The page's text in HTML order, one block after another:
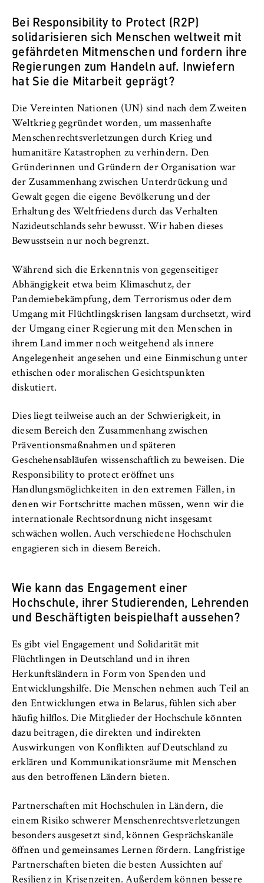
w
Bei Responsibility to Protect (R2P)
solidarisieren sich Menschen weltweit mit
gefährdeten Mitmenschen und fordern ihre
Regierungen zum Handeln auf. Inwiefern
hat Sie die Mitarbeit geprägt?
Die Vereinten Nationen (UN) sind nach dem Zweiten
Weltkrieg gegründet worden, um massenhafte
Menschenrechtsverletzungen durch Krieg und
humanitäre Katastrophen zu verhindern. Den
Gründerinnen und Gründern der Organisation war
der Zusammenhang zwischen Unterdrückung und
Gewalt gegen die eigene Bevölkerung und der
Erhaltung des Weltfriedens durch das Verhalten
Nazideutschlands sehr bewusst. Wir haben dieses
Bewusstsein nur noch begrenzt.
Während sich die Erkenntnis von gegenseitiger
Abhängigkeit etwa beim Klimaschutz, der
Pandemiebekämpfung, dem Terrorismus oder dem
Umgang mit Flüchtlingskrisen langsam durchsetzt, wird
der Umgang einer Regierung mit den Menschen in
ihrem Land immer noch weitgehend als innere
Angelegenheit angesehen und eine Einmischung unter
ethischen oder moralischen Gesichtspunkten
diskutiert.
Dies liegt teilweise auch an der Schwierigkeit, in
diesem Bereich den Zusammenhang zwischen
Präventionsmaßnahmen und späteren
Geschehensabläufen wissenschaftlich zu beweisen. Die
Responsibility to protect eröffnet uns
Handlungsmöglichkeiten in den extremen Fällen, in
denen wir Fortschritte machen müssen, wenn wir die
internationale Rechtsordnung nicht insgesamt
schwächen wollen. Auch verschiedene Hochschulen
engagieren sich in diesem Bereich.
Wie kann das Engagement einer
Hochschule, ihrer Studierenden, Lehrenden
und Beschäftigten beispielhaft aussehen?
Es gibt viel Engagement und Solidarität mit
Flüchtlingen in Deutschland und in ihren
Herkunftsländern in Form von Spenden und
Entwicklungshilfe. Die Menschen nehmen auch Teil an
den Entwicklungen etwa in Belarus, fühlen sich aber
häufig hilflos. Die Mitglieder der Hochschule könnten
dazu beitragen, die direkten und indirekten
Auswirkungen von Konflikten auf Deutschland zu
erklären und Kommunikationsräume mit Menschen
aus den betroffenen Ländern bieten.
Partnerschaften mit Hochschulen in Ländern, die
einem Risiko schwerer Menschenrechtsverletzungen
besonders ausgesetzt sind, können Gesprächskanäle
öffnen und gemeinsames Lernen fördern. Langfristige
Partnerschaften bieten die besten Aussichten auf
Resilienz in Krisenzeiten. Außerdem können bessere
MARKETING
Youtube
Name:
connected-devices
Anbieter:
Google Ireland Limited
Zweck:
Erlaubt das Anzeigen und Abspielen von
eingebetteten YouTube-Videos, wobei Daten
an Google übertragen und Cookies gesetzt
werden.
Cookie Laufzeit:
STATISTIK
Matomo
Name:
_pk_id, _pk_ses, _pk_ref
Matomo
Zweck:
Ermöglicht die anonyme Analyse Ihres
Nutzerverhaltens auf unserer Website, um
unser Angebot fortlaufend zu verbessern.
Hierzu werden Cookies gesetzt, die uns
helfen zu verstehen, welche Seiten am
häufigsten besucht werden.
Cookie Laufzeit:
bis zu 13 Monate